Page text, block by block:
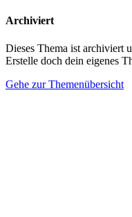
Archiviert
Dieses Thema ist archiviert
Erstelle doch dein eigenes
Gehe zur Themenübersicht